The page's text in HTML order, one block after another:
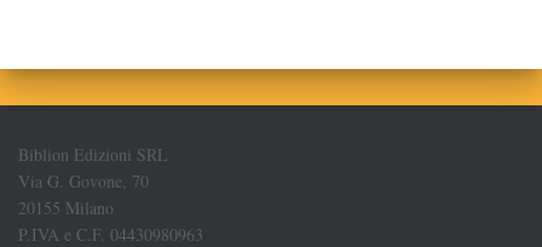
Biblion Edizioni SRL
Via G. Govone, 70
20155 Milano
P.IVA e C.F. 04430980963